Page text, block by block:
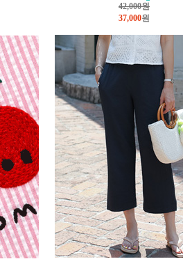
42,000원
37,000원